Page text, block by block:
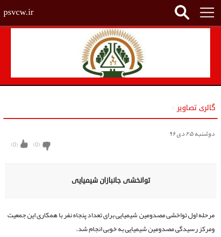
psvcw.ir
گالری تصاویر »
دوشنبه ۲۵ دی ۹۶
(
0
) (
0
)
توانخشی جانبازان شیمیایی
مرحله اول تواخشی مصدومین شیمیایی برای تعداد پنجاه نفر با همکاری این جمعیت
ومرکز رسیدگی مصدومین شیمیایی به خوبی انجام شد.